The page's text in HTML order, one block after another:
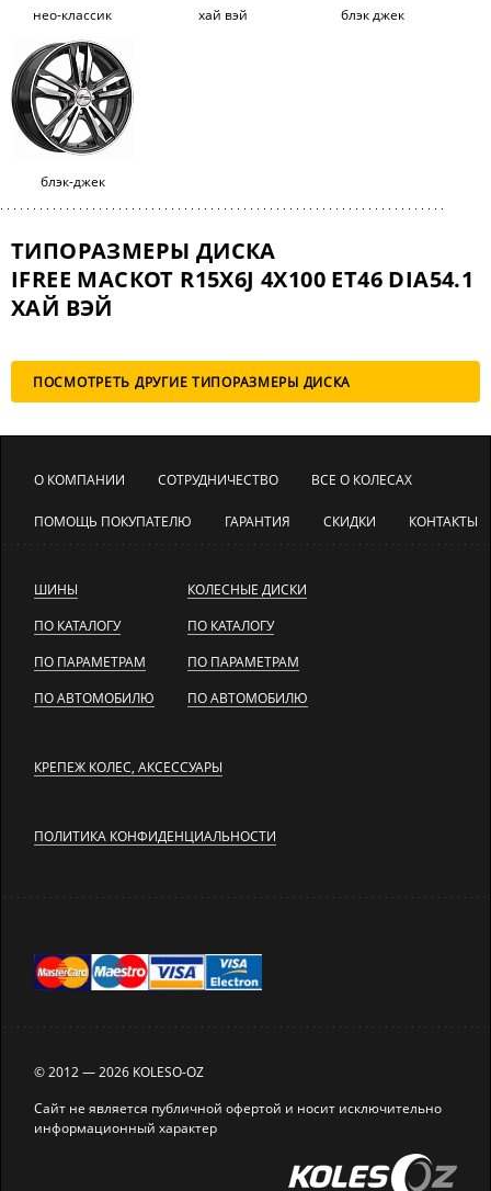
нео-классик хай вэй блэк джек
блэк-джек
ТИПОРАЗМЕРЫ ДИСКА
IFREE МАСКОТ R15X6J 4X100 ET46 DIA54.1
ХАЙ ВЭЙ
ПОСМОТРЕТЬ ДРУГИЕ ТИПОРАЗМЕРЫ ДИСКА
О КОМПАНИИ СОТРУДНИЧЕСТВО ВСЕ О КОЛЕСАХ
ПОМОЩЬ ПОКУПАТЕЛЮ ГАРАНТИЯ СКИДКИ КОНТАКТЫ
ШИНЫ
ПО КАТАЛОГУ
ПО ПАРАМЕТРАМ
ПО АВТОМОБИЛЮ
КОЛЕСНЫЕ ДИСКИ
ПО КАТАЛОГУ
ПО ПАРАМЕТРАМ
ПО АВТОМОБИЛЮ
КРЕПЕЖ КОЛЕС, АКСЕССУАРЫ
ПОЛИТИКА КОНФИДЕНЦИАЛЬНОСТИ
© 2012 — 2026 KOLESO-OZ
Сайт не является публичной офертой и носит исключительно
информационный характер